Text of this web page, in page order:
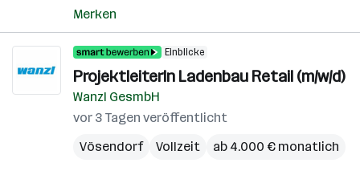
Merken
Einblicke
ProjektleiterIn Ladenbau Retail (m/w/d)
Wanzl GesmbH
vor 3 Tagen veröffentlicht
Vösendorf
Vollzeit ab 4.000 € monatlich